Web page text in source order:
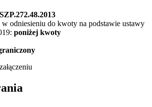
w odniesieniu do kwoty na podstawie ustawy
poniżej kwoty